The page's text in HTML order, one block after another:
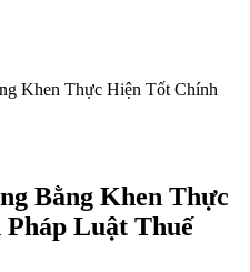
Khen Thực Hiện Tốt Chính
Bằng Khen Thực
Luật Thuế